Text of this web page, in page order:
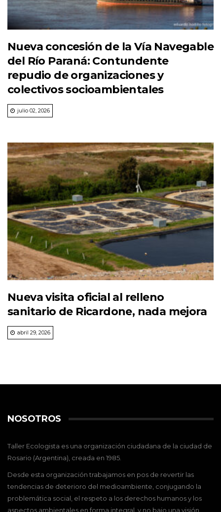
Nueva concesión de la Vía Navegable
del Río Paraná: Contundente
repudio de organizaciones y
colectivos socioambientales
julio 02, 2026
Nueva visita oficial al relleno
sanitario de Ricardone, nada mejora
abril 29, 2026
NOSOTROS
Taller Ecologista es una organización ciudadana de la ciudad de
Rosario (Argentina), creada en 1985.
Desde esta organización trabajamos en pos de revertir las
tendencias de deterioro del medioambiente, conjugando la
problemática social, el respeto a los derechos humanos y los
aspectos ambientales en forma integral, y no bajo una visión